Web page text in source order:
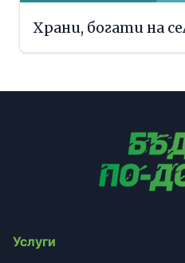
Храни, богати на
Услуги